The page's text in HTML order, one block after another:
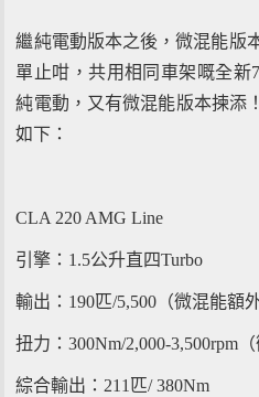
繼純電動版本之後，微混能版
單止咁，共用相同車架嘅全
純電動，又有微混能版本揀添
如下：
CLA 220 AMG Line
引擎：1.5公升直四Turbo
輸出：190匹/5,500（微混能額外
扭力：300Nm/2,000-3,500rpm
綜合輸出：211匹/ 380Nm